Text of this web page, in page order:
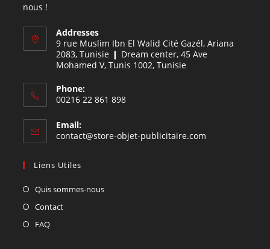
nous !
Addresses
9 rue Muslim Ibn El Walid Cité Gazél, Ariana
2083, Tunisie ❙ Dream center, 45 Ave
Mohamed V, Tunis 1002, Tunisie
Phone:
00216 22 861 898
Email:
contact@store-objet-publicitaire.com
Liens Utiles
Quis sommes-nous
Contact
FAQ